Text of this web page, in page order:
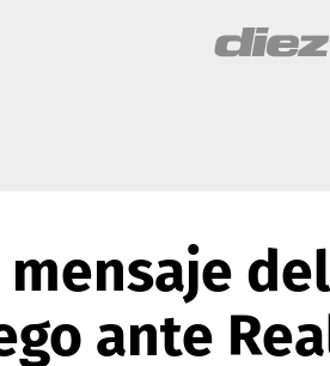
ante